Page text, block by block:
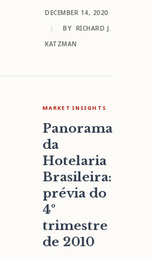
DECEMBER 14, 2020
|
BY RICHARD J.
KATZMAN
MARKET INSIGHTS
Panorama
da
Hotelaria
Brasileira:
prévia do
4º
trimestre
de 2010